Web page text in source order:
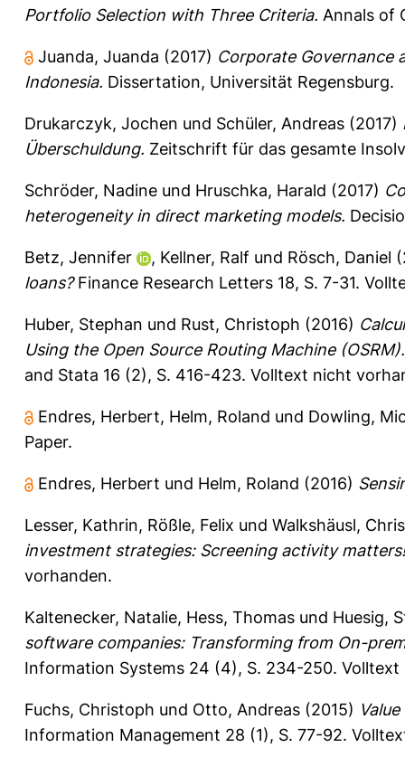
Portfolio Selection with Three Criteria. Annals of
Juanda, Juanda (2017) Corporate Governance
Indonesia. Dissertation, Universität Regensburg.
Drukarczyk, Jochen und Schüler, Andreas (2017)
Überschuldung. Zeitschrift für das gesamte
Schröder, Nadine und Hruschka, Harald (2017)
heterogeneity in direct marketing models.
Betz, Jennifer , Kellner, Ralf und Rösch, Daniel
loans?Finance Research Letters 18, S. 7-31.
Huber, Stephan und Rust, Christoph (2016)
Using the Open Source Routing Machine (OSRM).
and Stata 16 (2), S. 416-423. Volltext nicht
Endres, Herbert, Helm, Roland und Dowling,
Paper.
Endres, Herbert und Helm, Roland (2016)
Lesser, Kathrin, Rößle, Felix und Walkshäusl,
investment strategies: Screening activity matters!
vorhanden.
Kaltenecker, Natalie, Hess, Thomas und Huesig,
software companies: Transforming from On-
Information Systems 24 (4), S. 234-250. Volltext
Fuchs, Christoph und Otto, Andreas (2015)
Information Management 28 (1), S. 77-92.